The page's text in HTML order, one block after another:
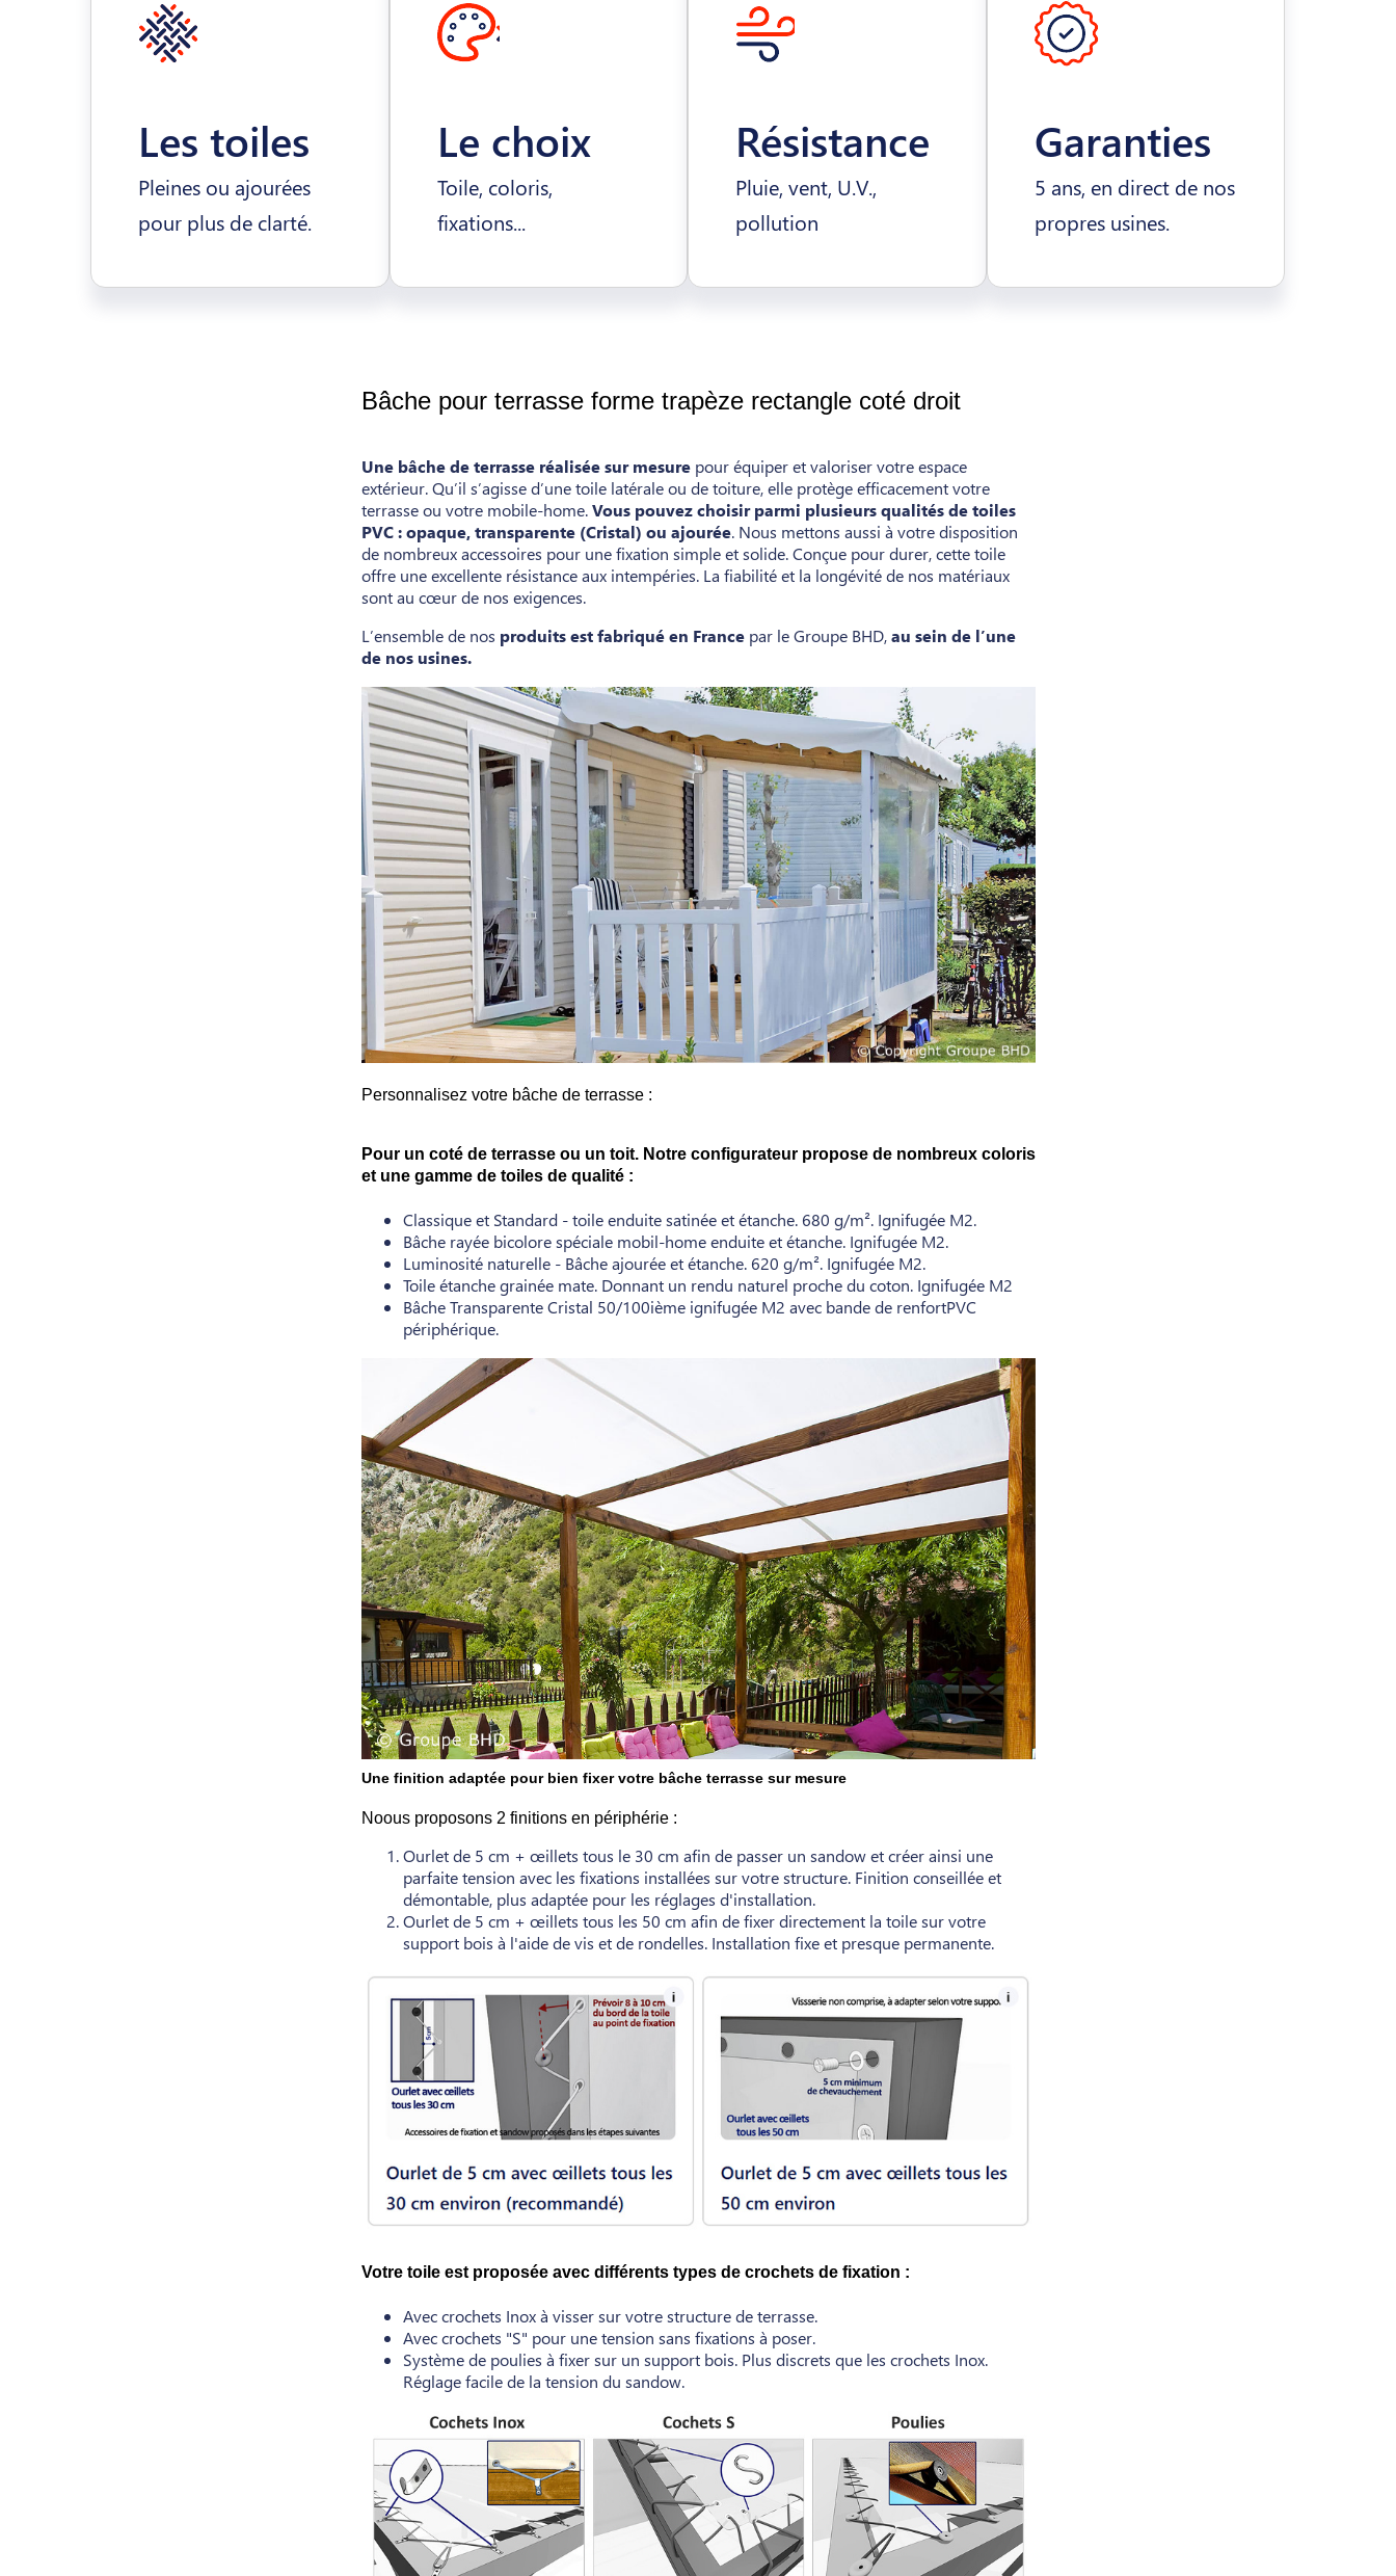
Les toiles
Pleines ou ajourées
pour plus de clarté.
Le choix
Toile, coloris,
fixations...
Résistance
Pluie, vent, U.V.,
pollution
Garanties
5 ans, en direct de nos
propres usines.
Bâche pour terrasse forme trapèze rectangle coté droit
Une bâche de terrasse réalisée sur mesurepour équiper et valoriser votre espace
extérieur. Qu’il s’agisse d’une toile latérale ou de toiture, elle protège efficacement votre
terrasse ou votre mobile-home.Vous pouvez choisir parmi plusieurs qualités de toiles
PVC : opaque, transparente (Cristal) ou ajourée. Nous mettons aussi à votre disposition
de nombreux accessoires pour une fixation simple et solide. Conçue pour durer, cette toile
offre une excellente résistance aux intempéries. La fiabilité et la longévité de nos matériaux
sont au cœur de nos exigences.
L’ensemble de nos produits est fabriqué en Francepar le Groupe BHD,au sein de l’une
de nos usines.
Personnalisez votre bâche de terrasse :
Pour un coté de terrasse ou un toit. Notre configurateur propose de nombreux coloris
et une gamme de toiles de qualité :
Classique et Standard - toile enduite satinée et étanche. 680 g/m². Ignifugée M2.
Bâche rayée bicolore spéciale mobil-home enduite et étanche. Ignifugée M2.
Luminosité naturelle - Bâche ajourée et étanche. 620 g/m². Ignifugée M2.
Toile étanche grainée mate. Donnant un rendu naturel proche du coton. Ignifugée M2
Bâche Transparente Cristal 50/100ième ignifugée M2 avec bande de renfortPVC
périphérique.
Une finition adaptée pour bien fixer votre bâche terrasse sur mesure
Noous proposons 2 finitions en périphérie :
Ourlet de 5 cm + œillets tous le 30 cm afin de passer un sandow et créer ainsi une
parfaite tension avec les fixations installées sur votre structure. Finition conseillée et
démontable, plus adaptée pour les réglages d'installation.
Ourlet de 5 cm + œillets tous les 50 cm afin de fixer directement la toile sur votre
support bois à l'aide de vis et de rondelles. Installation fixe et presque permanente.
Votre toile est proposée avec différents types de crochets de fixation :
Avec crochets Inox à visser sur votre structure de terrasse.
Avec crochets "S" pour une tension sans fixations à poser.
Système de poulies à fixer sur un support bois. Plus discrets que les crochets Inox.
Réglage facile de la tension du sandow.